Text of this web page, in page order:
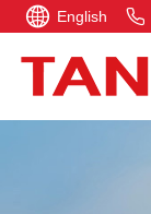
English